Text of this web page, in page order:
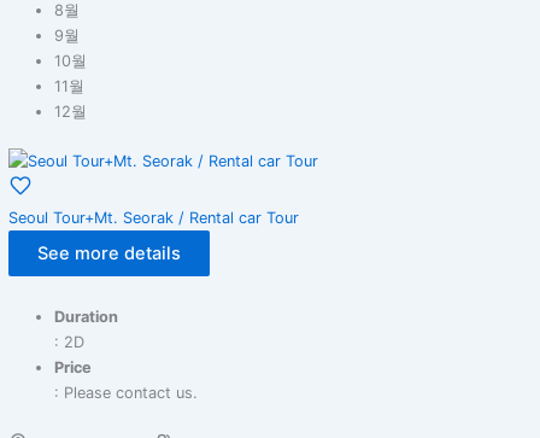
8월
9월
10월
11월
12월
Seoul Tour+Mt. Seorak / Rental car Tour
See more details
Duration
: 2D
Price
: Please contact us.